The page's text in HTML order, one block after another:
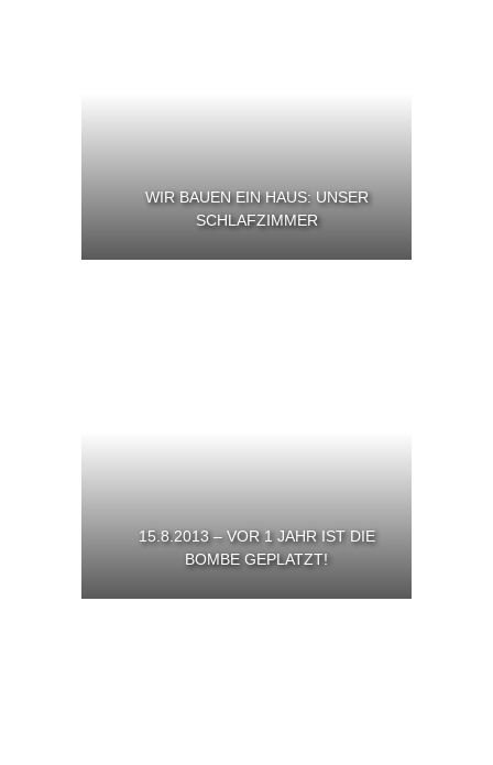
WIR BAUEN EIN HAUS: UNSER
SCHLAFZIMMER
15.8.2013 – VOR 1 JAHR IST DIE
BOMBE GEPLATZT!